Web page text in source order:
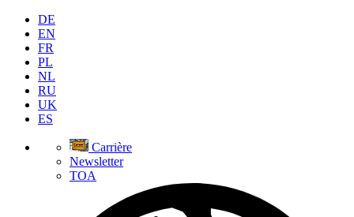
DE
EN
FR
PL
NL
RU
UK
ES
Carrière
Newsletter
TOA